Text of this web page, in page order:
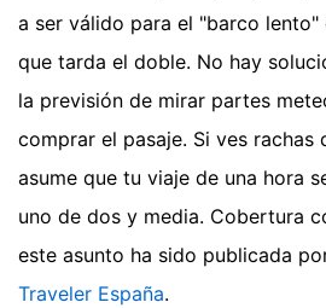
a ser válido para el "barco
que tarda el doble. No hay
la previsión de mirar partes
comprar el pasaje. Si ves rachas
asume que tu viaje de una hora
uno de dos y media. Cobertura
este asunto ha sido publicada
Traveler España.